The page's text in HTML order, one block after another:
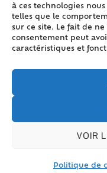
à ces technologies
telles que le
sur ce site. Le fait de
consentement peut
caractéristiques et
VOIR
Politique de